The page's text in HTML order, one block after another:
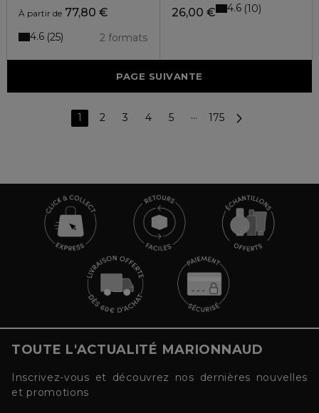
À partir de 77,80 €
2 formats
4.6 25
26,00 € 4.6 10
PAGE SUIVANTE
1 2 3 4 5 ··· 175
TOUTE L'ACTUALITÉ MARIONNAUD
Inscrivez-vous et découvrez nos dernières nouvelles
et promotions